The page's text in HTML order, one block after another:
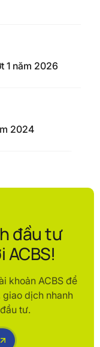
1 năm 2026
2024
đầu tư
ACBS!
khoản ACBS để
dịch nhanh
tư.